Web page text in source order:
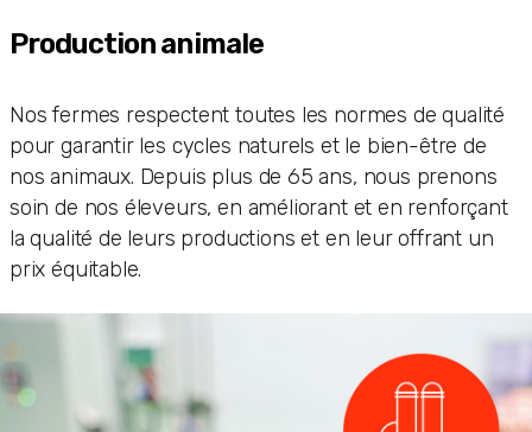
Production animale
Nos fermes respectent toutes les normes de qualité
pour garantir les cycles naturels et le bien-être de
nos animaux. Depuis plus de 65 ans, nous prenons
soin de nos éleveurs, en améliorant et en renforçant
la qualité de leurs productions et en leur offrant un
prix équitable.